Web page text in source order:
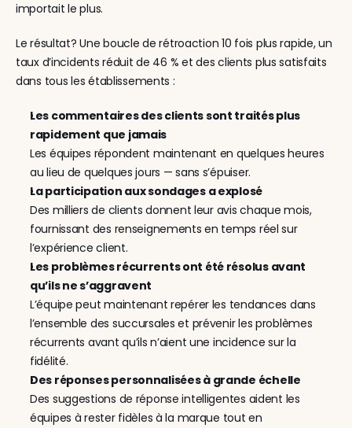
importait le plus.
Le résultat? Une boucle de rétroaction 10 fois plus rapide, un
taux d’incidents réduit de 46 % et des clients plus satisfaits
dans tous les établissements :
Les commentaires des clients sont traités plus
rapidement que jamais
Les équipes répondent maintenant en quelques heures
au lieu de quelques jours — sans s’épuiser.
La participation aux sondages a explosé
Des milliers de clients donnent leur avis chaque mois,
fournissant des renseignements en temps réel sur
l’expérience client.
Les problèmes récurrents ont été résolus avant
qu’ils ne s’aggravent
L’équipe peut maintenant repérer les tendances dans
l’ensemble des succursales et prévenir les problèmes
récurrents avant qu’ils n’aient une incidence sur la
fidélité.
Des réponses personnalisées à grande échelle
Des suggestions de réponse intelligentes aident les
équipes à rester fidèles à la marque tout en